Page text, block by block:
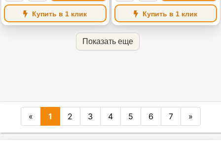
Купить в 1 клик Купить в 1 клик
Показать еще
« 1 2 3 4 5 6 7 »